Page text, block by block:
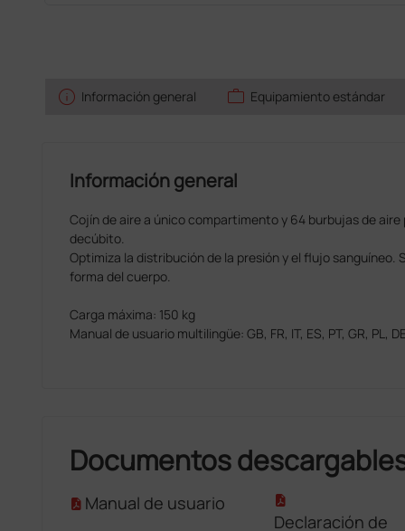
info Información general work Equipamiento estándar
Información general
Cojín de aire a único compartimento y 64 burbujas de aire
decúbito.
Optimiza la distribución de la presión y el flujo
forma del cuerpo.
Carga máxima: 150 kg
Manual de usuario multilingüe: GB, FR, IT, ES, PT, GR, PL, DE.
Documentos
Manual de usuario
Declaración de